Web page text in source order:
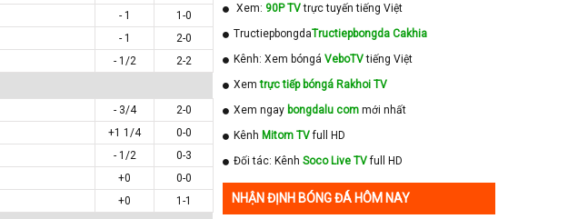
- 1
1-0
- 1
2-0
- 1/2
2-2
- 3/4
2-0
+1 1/4
0-0
- 1/2
0-3
+0
0-0
+0
1-1
Xem: 90P TVtrực tuyến tiếng Việt
TructiepbongdaTructiepbongda Cakhia
Kênh: Xem bóngá VeboTVtiếng Việt
Xemtrực tiếp bóngá Rakhoi TV
Xem ngay bongdalu com mới nhất
Kênh Mitom TVfull HD
Đối tác: Kênh Soco Live TVfull HD
NHẬN ĐỊNH BÓNG ĐÁ HÔM NAY